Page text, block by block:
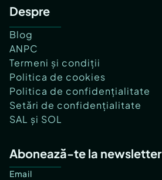
Despre
Blog
ANPC
Termeni și condiții
Politica de cookies
Politica de confidențialitate
Setări de confidențialitate
SAL și SOL
Abonează-te la newsletter
Email